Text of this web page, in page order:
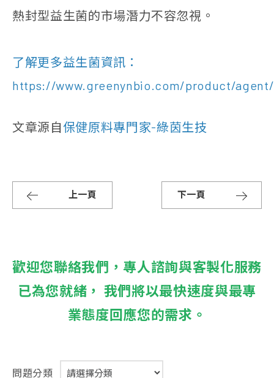
熱封型益生菌的市場潛力不容忽視。
了解更多益生菌資訊：
https://www.greenynbio.com/product/
文章源自保健原料專門家-綠茵生技
上一頁 下一頁
歡迎您聯絡我們，專人諮詢與客製化服務
已為您就緒， 我們將以最快速度與最專
業態度回應您的需求。
問題分類